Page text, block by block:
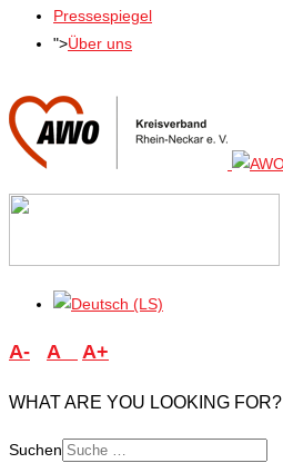
Pressespiegel
">Über uns
A- A A+
WHAT ARE YOU LOOKING FOR?
Suchen